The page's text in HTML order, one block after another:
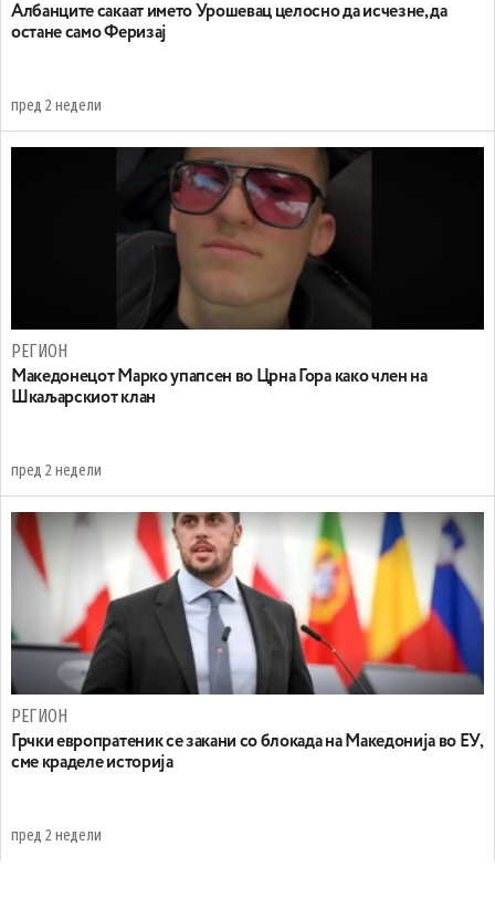
Aлбанците сакаат името Урошевац целосно да исчезне, да
остане само Феризај
пред 2 недели
РЕГИОН
Maкедонецот Марко упапсен во Црна Гора како член на
Шкаљарскиот клан
пред 2 недели
РЕГИОН
Грчки европратеник се закани со блокада на Македонија во ЕУ,
сме краделе историја
пред 2 недели